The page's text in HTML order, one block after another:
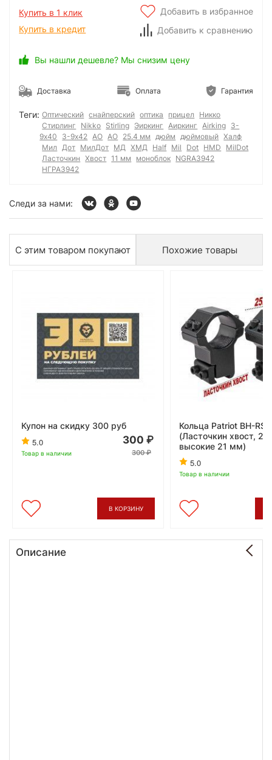
Купить в 1 клик
Купить в кредит
Добавить в избранное
Добавить к сравнению
Вы нашли дешевле? Мы снизим цену
Доставка Оплата Гарантия
Теги: Оптический снайперский оптика прицел
Никко
Стирлинг
Nikko Stirling Эиркинг Аиркинг Airking 3-
9х40
3-9x42 АО AO 25.4 мм дюйм дюймовый Халф
Мил
Дот МилДот МД ХМД Half Mil Dot HMD
MilDot
Ласточкин
Хвост 11 мм моноблок NGRA3942
НГРА3942
Следи за нами:
С этим товаром покупают Похожие товары
Купон на скидку 300 руб
5.0
Товар в наличии
300
300
В КОРЗИНУ
Кольца Patriot BH-
(Ласточкин хвост,
высокие 21 мм)
5.0
Товар в наличии
Описание